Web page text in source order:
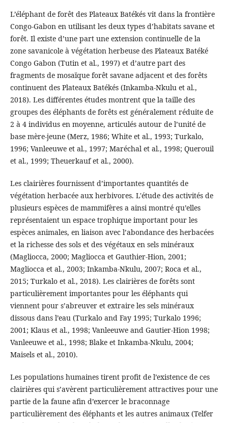
L’éléphant de forêt des Plateaux Batékés vit dans la frontière
Congo-Gabon en utilisant les deux types d’habitats savane et
forêt. Il existe d’une part une extension continuelle de la
zone savanicole à végétation herbeuse des Plateaux Batéké
Congo Gabon (Tutin et al., 1997) et d’autre part des
fragments de mosaïque forêt savane adjacent et des forêts
continuent des Plateaux Batékés (Inkamba-Nkulu et al.,
2018). Les différentes études montrent que la taille des
groupes des éléphants de forêts est généralement réduite de
2 à 4 individus en moyenne, articulés autour de l’unité de
base mère‐jeune (Merz, 1986; White et al., 1993; Turkalo,
1996; Vanleeuwe et al., 1997; Maréchal et al., 1998; Querouil
et al., 1999; Theuerkauf et al., 2000).
Les clairières fournissent d’importantes quantités de
végétation herbacée aux herbivores. L'étude des activités de
plusieurs espèces de mammifères a ainsi montré qu’elles
représentaient un espace trophique important pour les
espèces animales, en liaison avec l’abondance des herbacées
et la richesse des sols et des végétaux en sels minéraux
(Magliocca, 2000; Magliocca et Gauthier-Hion, 2001;
Magliocca et al., 2003; Inkamba-Nkulu, 2007; Roca et al.,
2015; Turkalo et al., 2018). Les clairières de forêts sont
particulièrement importantes pour les éléphants qui
viennent pour s’abreuver et extraire les sels minéraux
dissous dans l’eau (Turkalo and Fay 1995; Turkalo 1996;
2001; Klaus et al., 1998; Vanleeuwe and Gautier-Hion 1998;
Vanleeuwe et al., 1998; Blake et Inkamba-Nkulu, 2004;
Maisels et al., 2010).
Les populations humaines tirent profit de l’existence de ces
clairières qui s’avèrent particulièrement attractives pour une
partie de la faune afin d’exercer le braconnage
particulièrement des éléphants et les autres animaux (Telfer